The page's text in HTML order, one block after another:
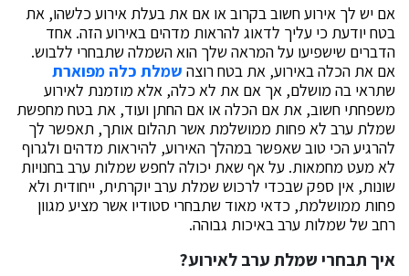
אם יש לך אירוע חשוב בקרוב או אם את בעלת אירוע כלשהו, את
בטח יודעת כי עליך לדאוג להראות מדהים באירוע הזה. אחד
הדברים שישפיעו על המראה שלך הוא השמלה שתבחרי ללבוש.
אם את הכלה באירוע, את בטח רוצה שמלת כלה מפוארת
שתראי בה מושלם, אך אם את לא כלה, אלא מוזמנת לאירוע
משפחתי חשוב, את אם הכלה או אם החתן ועוד, את בטח מחפשת
שמלת ערב לא פחות ממושלמת אשר תהלום אותך, תאפשר לך
להרגיע הכי טוב שאפשר במהלך האירוע, להיראות מדהים ולגרוף
לא מעט מחמאות. על אף שאת יכולה לחפש שמלות ערב בחנויות
שונות, אין ספק שבכדי לרכוש שמלת ערב יוקרתית, ייחודית ולא
פחות ממושלמת, כדאי מאוד שתבחרי סטודיו אשר מציע מגוון
רחב של שמלות ערב באיכות גבוהה.
איך תבחרי שמלת ערב לאירוע?